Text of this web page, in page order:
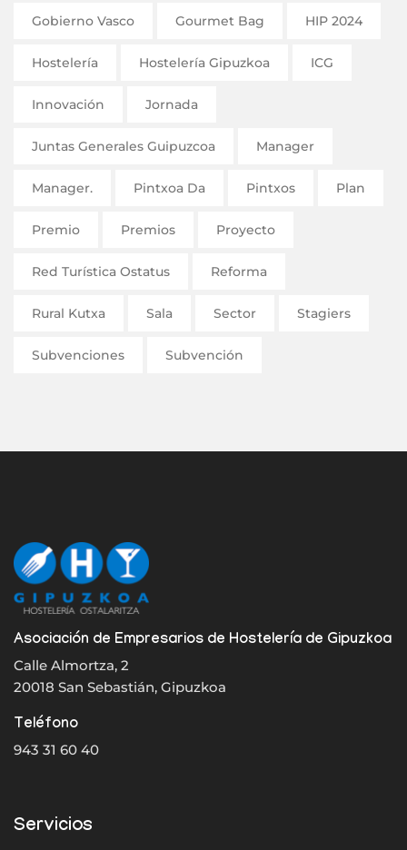
Gobierno Vasco Gourmet Bag HIP 2024
Hostelería Hostelería Gipuzkoa ICG
Innovación Jornada
Juntas Generales Guipuzcoa Manager
Manager. Pintxoa Da Pintxos Plan
Premio Premios Proyecto
Red Turística Ostatus Reforma
Rural Kutxa Sala Sector Stagiers
Subvenciones Subvención
Asociación de Empresarios de Hostelería de Gipuzkoa
Calle Almortza, 2
20018 San Sebastián, Gipuzkoa
Teléfono
943 31 60 40
Servicios